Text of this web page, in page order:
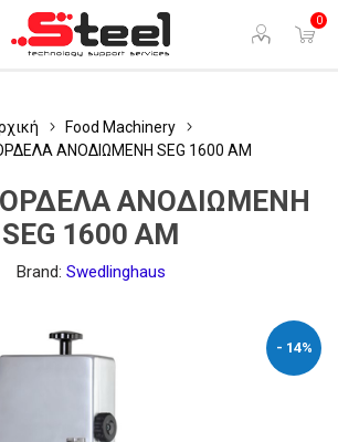
0
Food Machinery
ΑΝΟΔΙΩΜΕΝΗ SEG 1600 AM
ΑΝΟΔΙΩΜΕΝΗ
SEG 1600 AM
Brand: Swedlinghaus
- 14%